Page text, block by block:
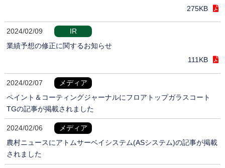
275KB
2024/02/09
IR
業績予想の修正に関するお知らせ
111KB
2024/02/07
メディア
ペイント＆コーティングジャーナルにフロアトップガラスコート
TGの記事が掲載されました
2024/02/06
メディア
農村ニュースにアトムサーベイシステム(ASシステム)の記事が掲載
されました